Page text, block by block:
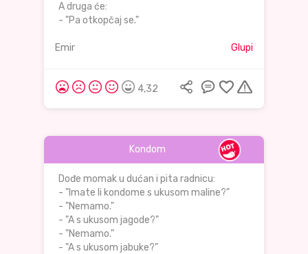
A druga će:
- "Pa otkopčaj se."
Emir Glupi
4,32
Kondom
Dođe momak u dućan i pita radnicu:
- "Imate li kondome s ukusom maline?"
- "Nemamo."
- "A s ukusom jagode?"
- "Nemamo."
- "A s ukusom jabuke?"